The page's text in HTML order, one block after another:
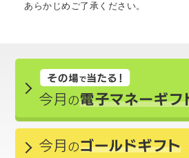
あらかじめご了承ください。